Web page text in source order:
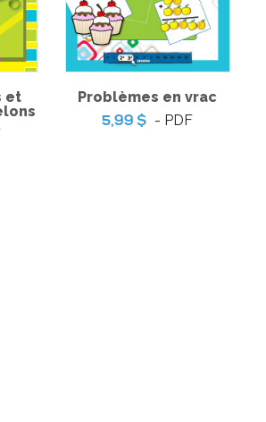
et
Problèmes en vrac
5,99 $ - PDF